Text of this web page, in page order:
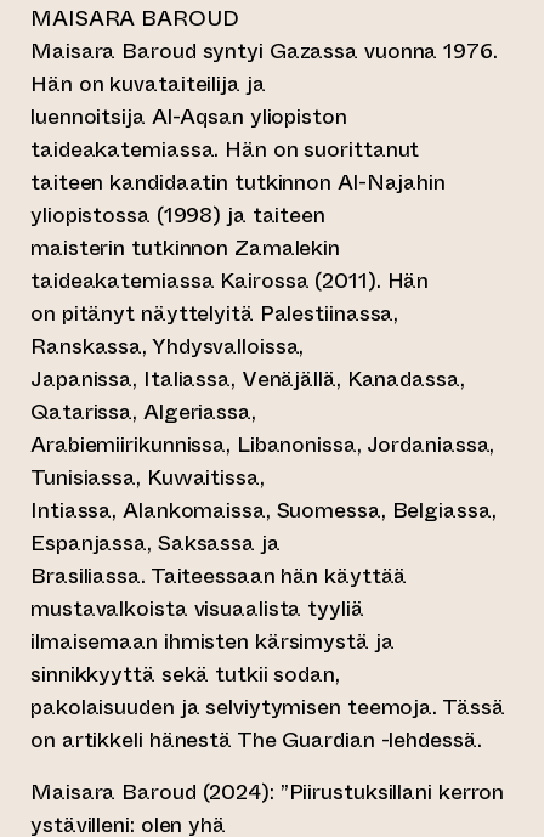
MAISARA BAROUD
Maisara Baroud syntyi Gazassa vuonna 1976.
Hän on kuvataiteilija ja
luennoitsija Al-Aqsan yliopiston
taideakatemiassa. Hän on suorittanut
taiteen kandidaatin tutkinnon Al-Najahin
yliopistossa (1998) ja taiteen
maisterin tutkinnon Zamalekin
taideakatemiassa Kairossa (2011). Hän
on pitänyt näyttelyitä Palestiinassa,
Ranskassa, Yhdysvalloissa,
Japanissa, Italiassa, Venäjällä, Kanadassa,
Qatarissa, Algeriassa,
Arabiemiirikunnissa, Libanonissa, Jordaniassa,
Tunisiassa, Kuwaitissa,
Intiassa, Alankomaissa, Suomessa, Belgiassa,
Espanjassa, Saksassa ja
Brasiliassa. Taiteessaan hän käyttää
mustavalkoista visuaalista tyyliä
ilmaisemaan ihmisten kärsimystä ja
sinnikkyyttä sekä tutkii sodan,
pakolaisuuden ja selviytymisen teemoja. Tässä
on artikkeli hänestä The Guardian -lehdessä.
Maisara Baroud (2024): ”Piirustuksillani kerron
ystävilleni: olen yhä